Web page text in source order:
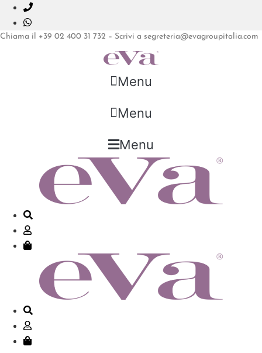
contenuto
Chiama il +39 02 400 31 732 – Scrivi a segreteria@evagroupitalia.com
Menu
Menu
Menu